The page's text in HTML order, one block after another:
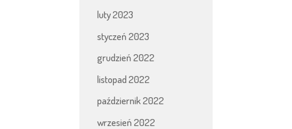
luty 2023
styczeń 2023
grudzień 2022
listopad 2022
październik 2022
wrzesień 2022